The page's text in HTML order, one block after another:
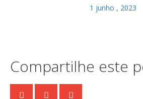
1 junho , 2023
Compartilhe este